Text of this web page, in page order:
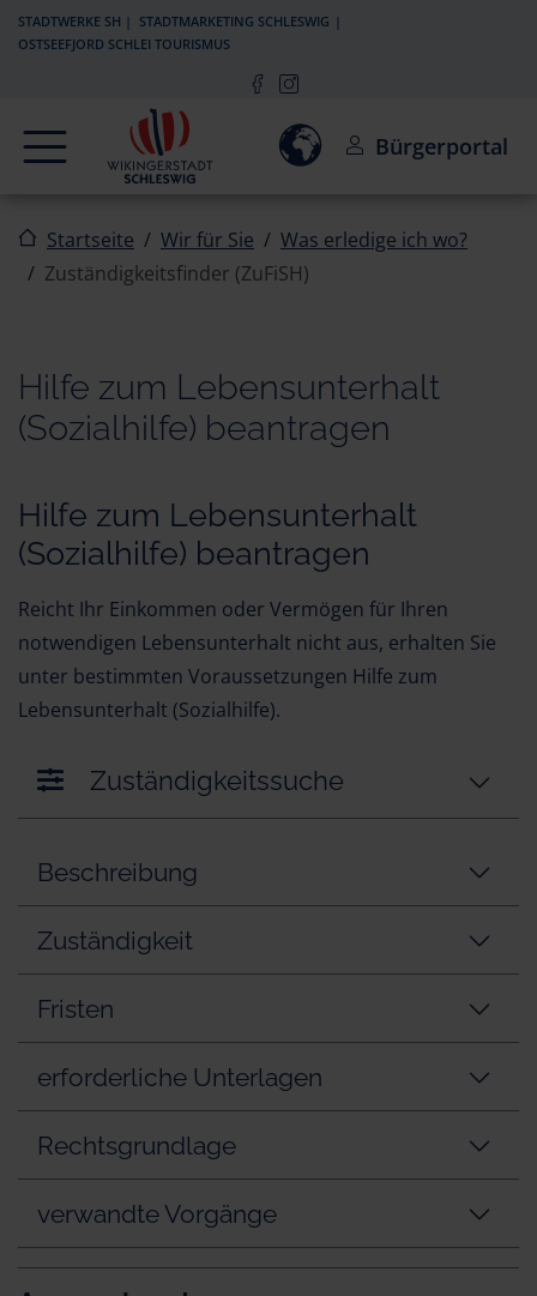
Zur Navigation springen
Zum Inhalt springen
STADTWERKE SH
STADTMARKETING SCHLESWIG
OSTSEEFJORD SCHLEI TOURISMUS
Navigation Einwilligung zur Aktivierung
Bürgerportal
Startseite Wir für Sie
Was erledige ich wo?
Zuständigkeitsfinder (ZuFiSH)
Hilfe zum Lebensunterhalt
(Sozialhilfe) beantragen
Hilfe zum Lebensunterhalt
(Sozialhilfe) beantragen
Reicht Ihr Einkommen oder Vermögen für Ihren
notwendigen Lebensunterhalt nicht aus, erhalten Sie
unter bestimmten Voraussetzungen Hilfe zum
Lebensunterhalt (Sozialhilfe).
Zuständigkeitssuche
Beschreibung
Zuständigkeit
Fristen
erforderliche Unterlagen
Rechtsgrundlage
verwandte Vorgänge